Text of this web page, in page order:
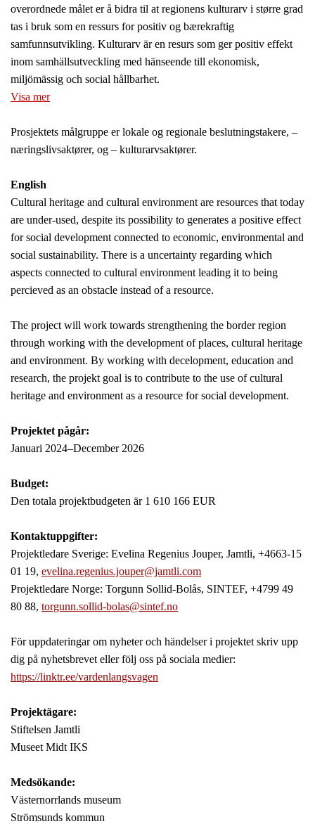
overordnede målet er å bidra til at regionens kulturarv i større grad
tas i bruk som en ressurs for positiv og bærekraftig
samfunnsutvikling. Kulturarv är en resurs som ger positiv effekt
inom samhällsutveckling med hänseende till ekonomisk,
miljömässig och social hållbarhet.
Visa mer
Prosjektets målgruppe er lokale og regionale beslutningstakere, –
næringslivsaktører, og – kulturarvsaktører.
English
Cultural heritage and cultural environment are resources that today
are under-used, despite its possibility to generates a positive effect
for social development connected to economic, environmental and
social sustainability. There is a uncertainty regarding which
aspects connected to cultural environment leading it to being
percieved as an obstacle instead of a resource.
The project will work towards strengthening the border region
through working with the development of places, cultural heritage
and environment. By working with decelopment, education and
research, the projekt goal is to contribute to the use of cultural
heritage and environment as a resource for social development.
Projektet pågår:
Januari 2024–December 2026
Budget:
Den totala projektbudgeten är 1 610 166 EUR
Kontaktuppgifter:
Projektledare Sverige: Evelina Regenius Jouper, Jamtli, +4663-15
01 19, evelina.regenius.jouper@jamtli.com
Projektledare Norge: Torgunn Sollid-Bolås, SINTEF, +4799 49
80 88, torgunn.sollid-bolas@sintef.no
För uppdateringar om nyheter och händelser i projektet skriv upp
dig på nyhetsbrevet eller följ oss på sociala medier:
https://linktr.ee/vardenlangsvagen
Projektägare:
Stiftelsen Jamtli
Museet Midt IKS
Medsökande:
Västernorrlands museum
Strömsunds kommun